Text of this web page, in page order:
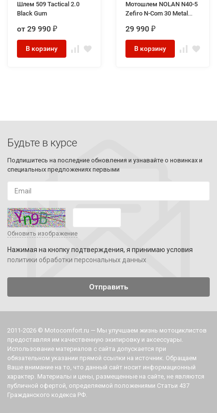
Шлем 509 Tactical 2.0
Black Gum
от 29 990 ₽
В корзину
Мотошлем NOLAN N40-5
Zefiro N-Com 30 Metal
29 990 ₽
В корзину
Будьте в курсе
Подпишитесь на последние обновления и узнавайте о новинках и
специальных предложениях первыми
Обновить изображение
Нажимая на кнопку подтверждения, я принимаю условия
политики обработки персональных данных
2011-2026 © Motocomfort.ru — Мы улучшаем жизнь мотоциклистов
предоставляя им качественную экипировку и аксессуары.
Использование материалов с сайта допускается при
обязательном указании прямой ссылки на источник. Обращаем
Ваше внимание на то, что данный сайт носит информационный
характер. Материалы и цены, размещенные на сайте, не являются
публичной офертой, определяемой положениями Статьи 437
Гражданского кодекса РФ.